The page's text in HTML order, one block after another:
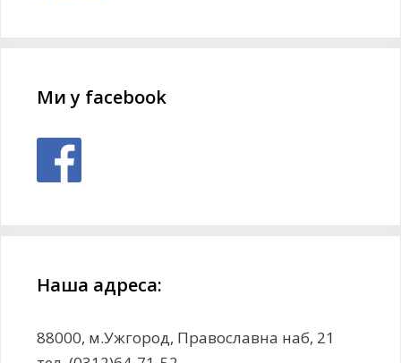
Ми у facebook
Наша адреса:
88000, м.Ужгород, Православна наб, 21